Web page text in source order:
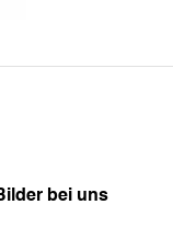
bei uns